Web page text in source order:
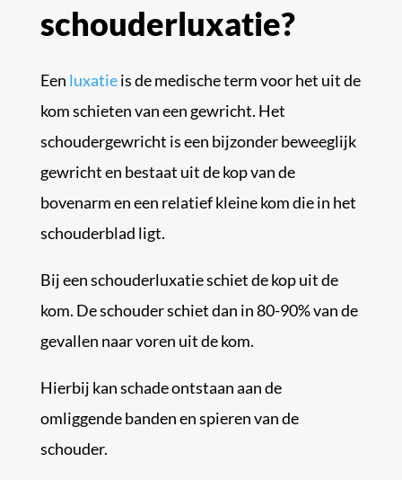
schouderluxatie?
Een luxatieis de medische term voor het uit de
kom schieten van een gewricht. Het
schoudergewricht is een bijzonder beweeglijk
gewricht en bestaat uit de kop van de
bovenarm en een relatief kleine kom die in het
schouderblad ligt.
Bij een schouderluxatie schiet de kop uit de
kom. De schouder schiet dan in 80-90% van de
gevallen naar voren uit de kom.
Hierbij kan schade ontstaan aan de
omliggende banden en spieren van de
schouder.